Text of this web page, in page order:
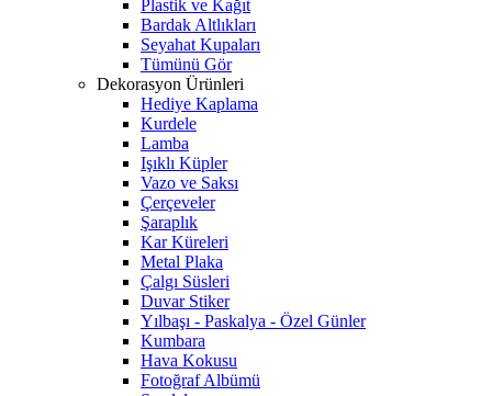
Plastik ve Kağıt
Bardak Altlıkları
Seyahat Kupaları
Tümünü Gör
Dekorasyon Ürünleri
Hediye Kaplama
Kurdele
Lamba
Işıklı Küpler
Vazo ve Saksı
Çerçeveler
Şaraplık
Kar Küreleri
Metal Plaka
Çalgı Süsleri
Duvar Stiker
Yılbaşı - Paskalya - Özel Günler
Kumbara
Hava Kokusu
Fotoğraf Albümü